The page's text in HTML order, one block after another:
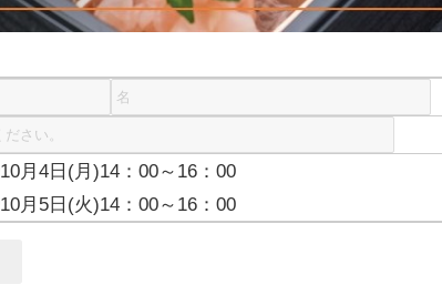
10月4日(月)14：00～16：00
10月5日(火)14：00～16：00